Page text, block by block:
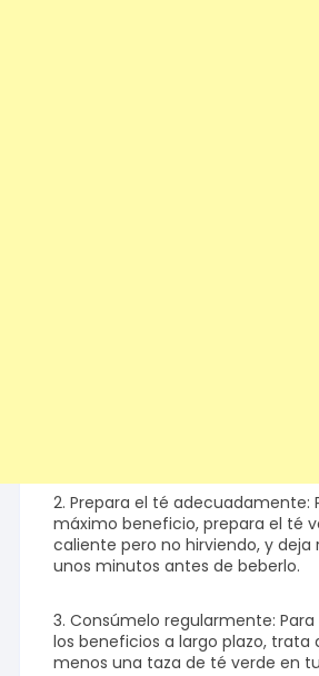
2. Prepara el té adecuadamente:
máximo beneficio, prepara el té
caliente pero no hirviendo, y deja
unos minutos antes de beberlo.
3. Consúmelo regularmente:
los beneficios a largo plazo, trata
menos una taza de té verde en